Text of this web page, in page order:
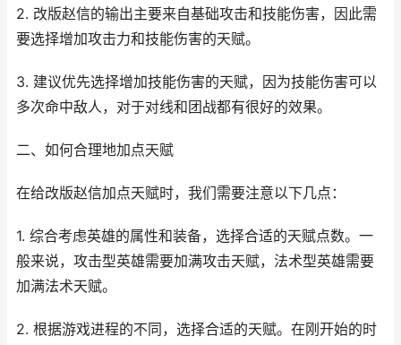
2. 改版赵信的输出主要来自基础攻击和技能伤害，因此需
要选择增加攻击力和技能伤害的天赋。
3. 建议优先选择增加技能伤害的天赋，因为技能伤害可以
多次命中敌人，对于对线和团战都有很好的效果。
二、如何合理地加点天赋
在给改版赵信加点天赋时，我们需要注意以下几点：
1. 综合考虑英雄的属性和装备，选择合适的天赋点数。一
般来说，攻击型英雄需要加满攻击天赋，法术型英雄需要
加满法术天赋。
2. 根据游戏进程的不同，选择合适的天赋。在刚开始的时